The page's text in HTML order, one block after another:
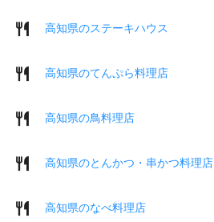
高知県のステーキハウス
高知県のてんぷら料理店
高知県の鳥料理店
高知県のとんかつ・串かつ料理店
高知県のなべ料理店